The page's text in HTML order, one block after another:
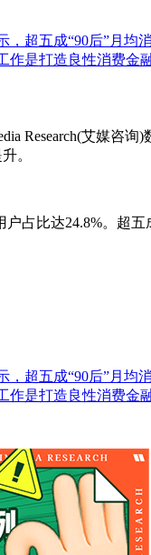
超五成“90后”月均
是打造良性消费金
艾媒咨询)
。
占比达24.8%。超五
超五成“90后”月均
是打造良性消费金